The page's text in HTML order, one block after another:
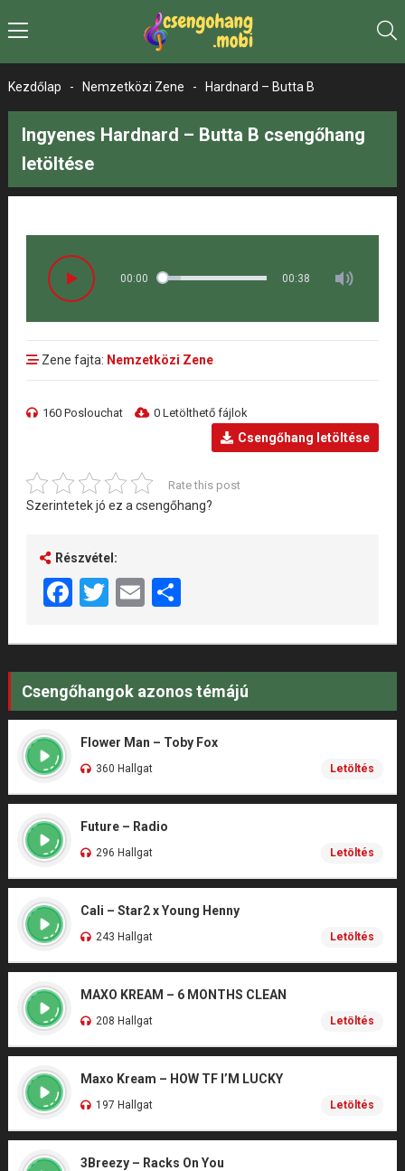
Kezdőlap - Nemzetközi Zene - Hardnard – Butta B
Ingyenes Hardnard – Butta B csengőhang
letöltése
00:00 00:38
Zene fajta: Nemzetközi Zene
160 Poslouchat 0 Letölthető fájlok
Csengőhang letöltése
Rate this post
Szerintetek jó ez a csengőhang?
Részvétel:
Facebook
Twitter
EmailShare
Csengőhangok azonos témájú
Flower Man – Toby Fox
360 Hallgat Letöltés
Future – Radio
296 Hallgat Letöltés
Cali – Star2 x Young Henny
243 Hallgat Letöltés
MAXO KREAM – 6 MONTHS CLEAN
208 Hallgat Letöltés
Maxo Kream – HOW TF I’M LUCKY
197 Hallgat Letöltés
3Breezy – Racks On You